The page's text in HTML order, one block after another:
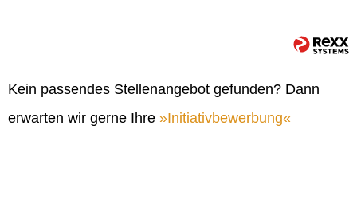
Kein passendes Stellenangebot gefunden? Dann
erwarten wir gerne Ihre
Initiativbewerbung